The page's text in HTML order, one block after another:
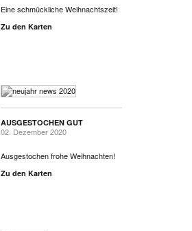
Eine schmückliche Weihnachtszeit!
Zu den Karten
AUSGESTOCHEN GUT
02. Dezember 2020
Ausgestochen frohe Weihnachten!
Zu den Karten